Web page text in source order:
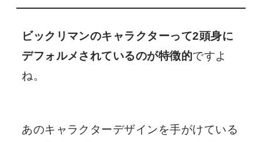
ビックリマンのキャラクターって2頭身に
デフォルメされているのが特徴的ですよ
ね。
あのキャラクターデザインを手がけている